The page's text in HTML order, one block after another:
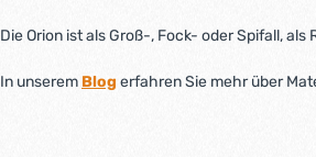
Die Orion ist als Groß-, Fock- oder Spifall,
In unserem Blog erfahren Sie mehr über